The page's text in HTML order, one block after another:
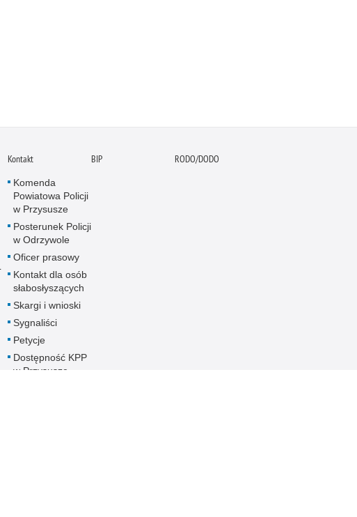
Kontakt
Komenda
Powiatowa Policji
w Przysusze
Posterunek Policji
w Odrzywole
Oficer prasowy
Kontakt dla osób
słabosłyszących
Skargi i wnioski
Sygnaliści
Petycje
Dostępność KPP
w Przysusze
BIP RODO/DODO